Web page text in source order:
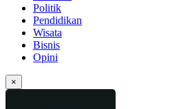
Politik
Pendidikan
Wisata
Bisnis
Opini
×